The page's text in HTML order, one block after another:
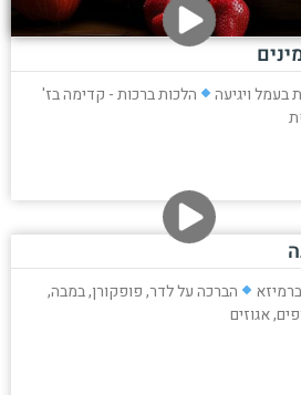
בעמל ויגיעה
הלכות ברכות - קדימה בז'
הברכה על לדר, פופקורן, במבה,
אגוזים